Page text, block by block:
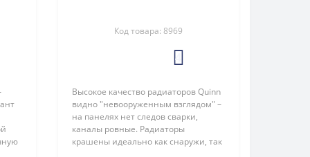
Код товара: 8969
4
Высокое качество радиаторов Quinn
видно "невооруженным взглядом" –
на панелях нет следов сварки,
каналы ровные. Радиаторы
крашены идеально как снаружи, так